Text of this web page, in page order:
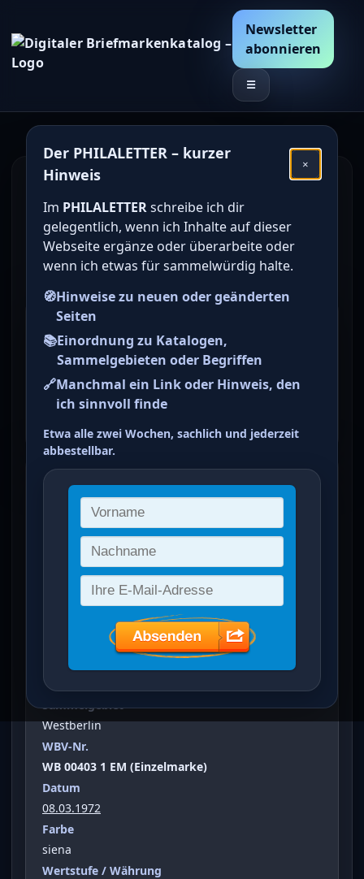
Newsletter
abonnieren
☰
Der PHILALETTER – kurzer
Hinweis
×
Im PHILALETTERschreibe ich dir
gelegentlich, wenn ich Inhalte auf dieser
Webseite ergänze oder überarbeite oder
wenn ich etwas für sammelwürdig halte.
🧭Hinweise zu neuen oder geänderten
Seiten
📚Einordnung zu Katalogen,
Sammelgebieten oder Begriffen
🔗Manchmal ein Link oder Hinweis, den
ich sinnvoll finde
Etwa alle zwei Wochen, sachlich und jederzeit
abbestellbar.
Den Katalogwert von
deutschen Briefmarken
online bestimmen /
ermitteln
Briefmarke zu Westberlin
Freimarken: Unfallverhütung
10 Pfg siena
ein Treffer von 3
Freimarken: Unfallverhütung(10
Vergrößertes Bild bei Klick auf Bild
Ausgabeanlass
Freimarken: Unfallverhütung
Sammelgebiet
Westberlin
WBV-Nr.
WB 00403 1 EM (Einzelmarke)
Datum
08.03.1972
Farbe
siena
Wertstufe / Währung